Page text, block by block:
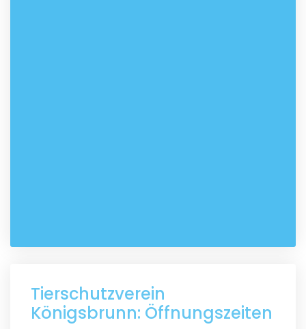
Tierschutzverein
Königsbrunn: Öffnungszeiten